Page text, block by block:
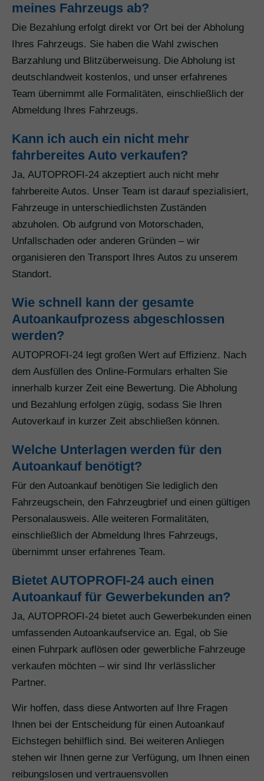
meines Fahrzeugs ab?
Die Bezahlung erfolgt direkt vor Ort bei der Abholung
Ihres Fahrzeugs. Sie haben die Wahl zwischen
Barzahlung und Blitzüberweisung. Die Abholung ist
deutschlandweit kostenlos, und unser erfahrenes
Team übernimmt alle Formalitäten, einschließlich der
Abmeldung Ihres Fahrzeugs.
Kann ich auch ein nicht mehr
fahrbereites Auto verkaufen?
Ja, AUTOPROFI-24 akzeptiert auch nicht mehr
fahrbereite Autos. Unser Team ist darauf spezialisiert,
Fahrzeuge in unterschiedlichsten Zuständen
abzuholen. Ob aufgrund von Motorschaden,
Unfallschaden oder anderen Gründen – wir
organisieren den Transport Ihres Autos zu unserem
Standort.
Wie schnell kann der gesamte
Autoankaufprozess abgeschlossen
werden?
AUTOPROFI-24 legt großen Wert auf Effizienz. Nach
dem Ausfüllen des Online-Formulars erhalten Sie
innerhalb kurzer Zeit eine Bewertung. Die Abholung
und Bezahlung erfolgen zügig, sodass Sie Ihren
Autoverkauf in kurzer Zeit abschließen können.
Welche Unterlagen werden für den
Autoankauf benötigt?
Für den Autoankauf benötigen Sie lediglich den
Fahrzeugschein, den Fahrzeugbrief und einen gültigen
Personalausweis. Alle weiteren Formalitäten,
einschließlich der Abmeldung Ihres Fahrzeugs,
übernimmt unser erfahrenes Team.
Bietet AUTOPROFI-24 auch einen
Autoankauf für Gewerbekunden an?
Ja, AUTOPROFI-24 bietet auch Gewerbekunden einen
umfassenden Autoankaufservice an. Egal, ob Sie
einen Fuhrpark auflösen oder gewerbliche Fahrzeuge
verkaufen möchten – wir sind Ihr verlässlicher
Partner.
Wir hoffen, dass diese Antworten auf Ihre Fragen
Ihnen bei der Entscheidung für einen Autoankauf
Eichstegen behilflich sind. Bei weiteren Anliegen
stehen wir Ihnen gerne zur Verfügung, um Ihnen einen
reibungslosen und vertrauensvollen